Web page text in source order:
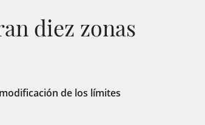
diez zonas
de los límites